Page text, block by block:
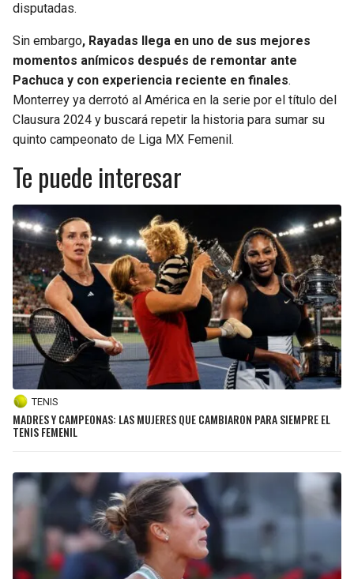
disputadas.
Sin embargo, Rayadas llega en uno de sus mejores
momentos anímicos después de remontar ante
Pachuca y con experiencia reciente en finales.
Monterrey ya derrotó al América en la serie por el título del
Clausura 2024 y buscará repetir la historia para sumar su
quinto campeonato de Liga MX Femenil.
Te puede interesar
TENIS
MADRES Y CAMPEONAS: LAS MUJERES QUE CAMBIARON PARA SIEMPRE EL
TENIS FEMENIL